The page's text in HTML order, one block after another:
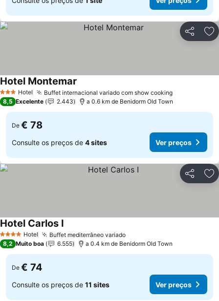
Partilhar
3 EstrelasHotel Buffet internacional variado com show cookingVer preços
Hotel Montemar
8,5 Excelente 2.443 a 0.6 km de Benidorm Old Town
De € 78
Consulte os preços de 4 sites Ver preços
Partilhar
4 EstrelasHotel Buffet mediterrâneo variadoVer preços
Hotel Carlos I
8,2 Muito boa 6.555 a 0.4 km de Benidorm Old Town
De € 74
Consulte os preços de 11 sites Ver preços